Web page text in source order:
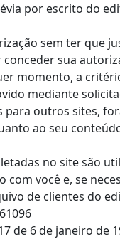
por escrito do
sem ter que
sua
momento, a
mediante
para outros sites,
ao seu
no site são
você e, se
de clientes do
de 6 de janeiro de